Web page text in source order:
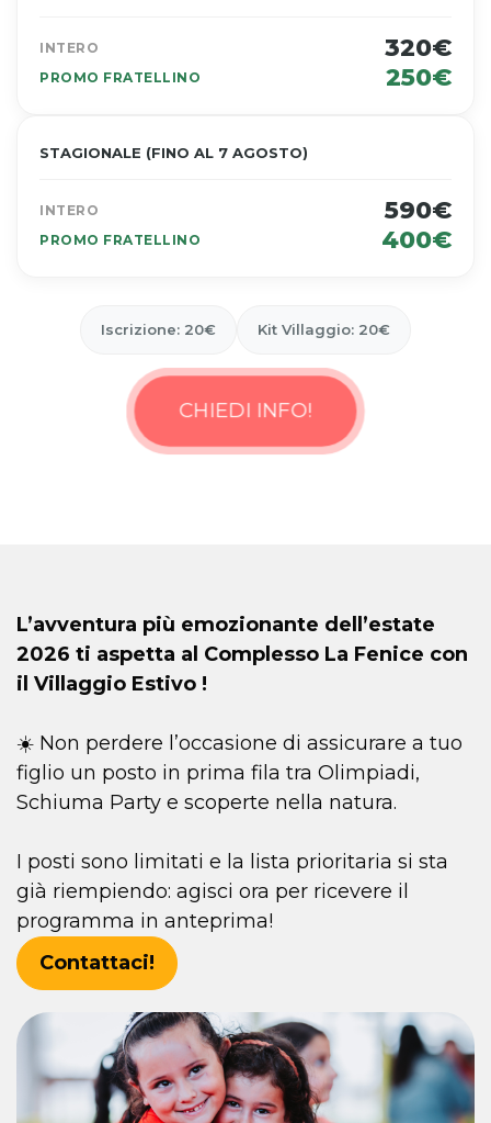
INTERO 320€
PROMO FRATELLINO 250€
STAGIONALE (FINO AL 7 AGOSTO)
INTERO 590€
PROMO FRATELLINO 400€
Iscrizione: 20€ Kit Villaggio: 20€
CHIEDI INFO!
L’avventura più emozionante dell’estate
2026 ti aspetta al Complesso La Fenice con
il Villaggio Estivo !
☀️ Non perdere l’occasione di assicurare a tuo
figlio un posto in prima fila tra Olimpiadi,
Schiuma Party e scoperte nella natura.
I posti sono limitati e la lista prioritaria si sta
già riempiendo: agisci ora per ricevere il
programma in anteprima!
Contattaci!